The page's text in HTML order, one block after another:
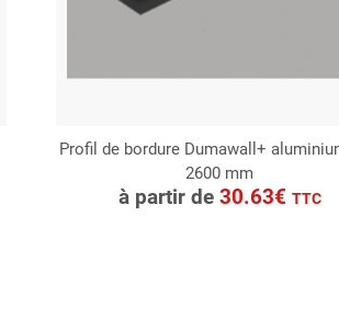
Profil de bordure Dumawall+
2600 mm
à partir de 30.63€ TTC
CONSULTER
Demande de devis